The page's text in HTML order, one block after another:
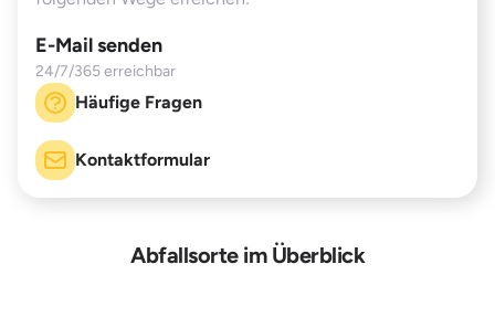
E-Mail senden
24/7/365 erreichbar
Häufige Fragen
Kontaktformular
Abfallsorte im Überblick